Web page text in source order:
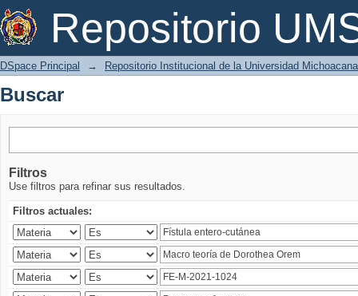
Repositorio
Buscar
DSpace Principal → Repositorio Institucional de la Universidad
Buscar
Filtros
Use filtros para refinar sus resultados.
Filtros actuales: